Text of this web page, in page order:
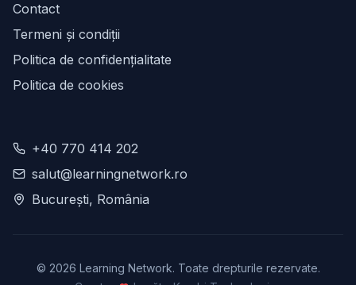
Contact
Termeni și condiții
Politica de confidențialitate
Politica de cookies
+40 770 414 202
salut@learningnetwork.ro
București, România
© 2026 Learning Network. Toate drepturile rezervate.